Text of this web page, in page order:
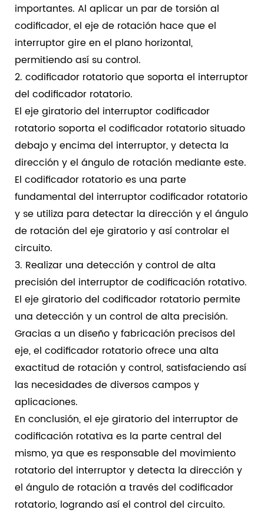
importantes. Al aplicar un par de torsión al
codificador, el eje de rotación hace que el
interruptor gire en el plano horizontal,
permitiendo así su control.
2. codificador rotatorio que soporta el interruptor
del codificador rotatorio.
El eje giratorio del interruptor codificador
rotatorio soporta el codificador rotatorio situado
debajo y encima del interruptor, y detecta la
dirección y el ángulo de rotación mediante este.
El codificador rotatorio es una parte
fundamental del interruptor codificador rotatorio
y se utiliza para detectar la dirección y el ángulo
de rotación del eje giratorio y así controlar el
circuito.
3. Realizar una detección y control de alta
precisión del interruptor de codificación rotativo.
El eje giratorio del codificador rotatorio permite
una detección y un control de alta precisión.
Gracias a un diseño y fabricación precisos del
eje, el codificador rotatorio ofrece una alta
exactitud de rotación y control, satisfaciendo así
las necesidades de diversos campos y
aplicaciones.
En conclusión, el eje giratorio del interruptor de
codificación rotativa es la parte central del
mismo, ya que es responsable del movimiento
rotatorio del interruptor y detecta la dirección y
el ángulo de rotación a través del codificador
rotatorio, logrando así el control del circuito.